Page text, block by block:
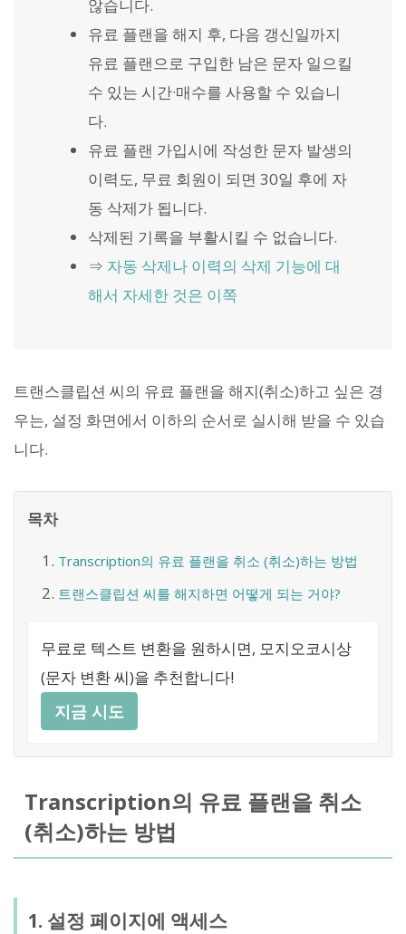
않습니다.
유료 플랜을 해지 후, 다음 갱신일까지
유료 플랜으로 구입한 남은 문자 일으킬
수 있는 시간·매수를 사용할 수 있습니
다.
유료 플랜 가입시에 작성한 문자 발생의
이력도, 무료 회원이 되면 30일 후에 자
동 삭제가 됩니다.
삭제된 기록을 부활시킬 수 없습니다.
⇒ 자동 삭제나 이력의 삭제 기능에 대
해서 자세한 것은 이쪽
트랜스클립션 씨의 유료 플랜을 해지(취소)하고 싶은 경
우는, 설정 화면에서 이하의 순서로 실시해 받을 수 있습
니다.
목차
Transcription의 유료 플랜을 취소 (취소)하는 방법
트랜스클립션 씨를 해지하면 어떻게 되는 거야?
무료로 텍스트 변환을 원하시면, 모지오코시상
(문자 변환 씨)을 추천합니다!
지금 시도
Transcription의 유료 플랜을 취소
(취소)하는 방법
1. 설정 페이지에 액세스